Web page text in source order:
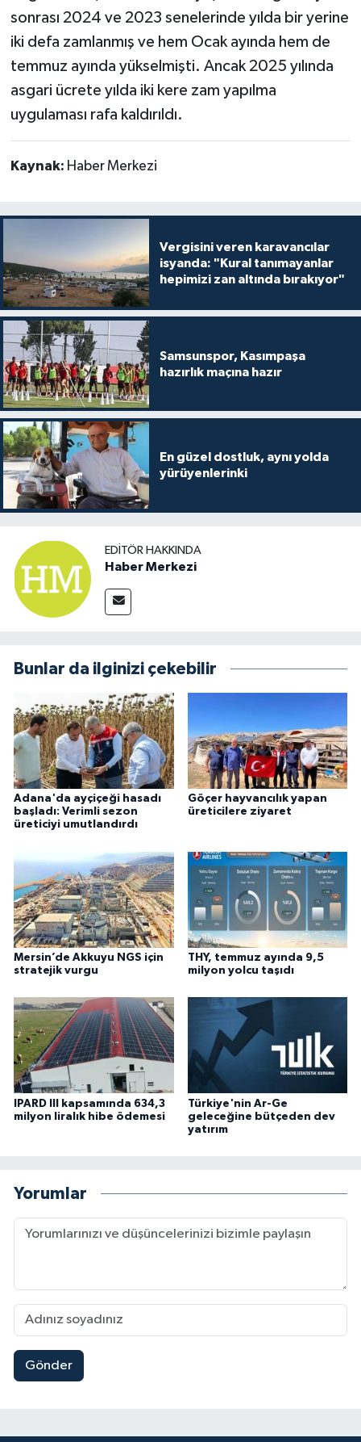
sonrası 2024 ve 2023 senelerinde yılda bir yerine
iki defa zamlanmış ve hem Ocak ayında hem de
temmuz ayında yükselmişti. Ancak 2025 yılında
asgari ücrete yılda iki kere zam yapılma
uygulaması rafa kaldırıldı.
Kaynak: Haber Merkezi
Vergisini veren karavancılar
isyanda: "Kural tanımayanlar
hepimizi zan altında bırakıyor"
Samsunspor, Kasımpaşa
hazırlık maçına hazır
En güzel dostluk, aynı yolda
yürüyenlerinki
EDITÖR HAKKINDA
Haber Merkezi
Bunlar da ilginizi çekebilir
Adana'da ayçiçeği hasadı
başladı: Verimli sezon
üreticiyi umutlandırdı
Göçer hayvancılık yapan
üreticilere ziyaret
Mersin’de Akkuyu NGS için
stratejik vurgu
THY, temmuz ayında 9,5
milyon yolcu taşıdı
IPARD III kapsamında 634,3
milyon liralık hibe ödemesi
Türkiye'nin Ar-Ge
geleceğine bütçeden dev
yatırım
Yorumlar
Gönder